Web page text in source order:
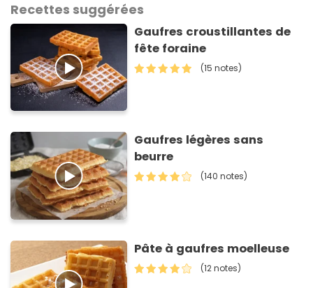
Recettes suggérées
Gaufres croustillantes de
fête foraine
(15 notes)
Gaufres légères sans
beurre
(140 notes)
Pâte à gaufres moelleuse
(12 notes)